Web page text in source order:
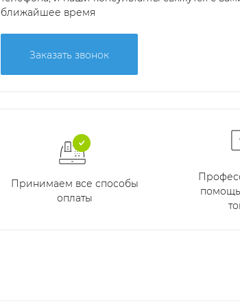
ближайшее время
Заказать звонок
Принимаем все способы
оплаты